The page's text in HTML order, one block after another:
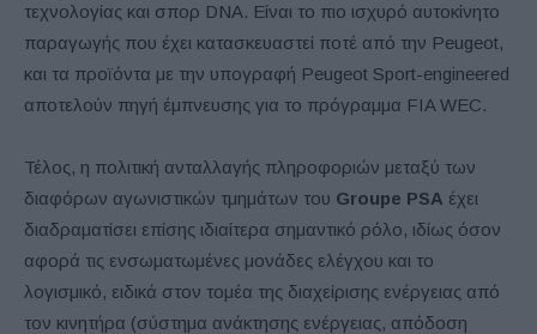
τεχνολογίας και σπορ DNA. Είναι το πιο ισχυρό αυτοκίνητο
παραγωγής που έχει κατασκευαστεί ποτέ από την Peugeot,
και τα προϊόντα με την υπογραφή Peugeot Sport-engineered
αποτελούν πηγή έμπνευσης για το πρόγραμμα FIA WEC.
Τέλος, η πολιτική ανταλλαγής πληροφοριών μεταξύ των
διαφόρων αγωνιστικών τμημάτων του Groupe PSA έχει
διαδραματίσει επίσης ιδιαίτερα σημαντικό ρόλο, ιδίως όσον
αφορά τις ενσωματωμένες μονάδες ελέγχου και το
λογισμικό, ειδικά στον τομέα της διαχείρισης ενέργειας από
τον κινητήρα (σύστημα ανάκτησης ενέργειας, απόδοση